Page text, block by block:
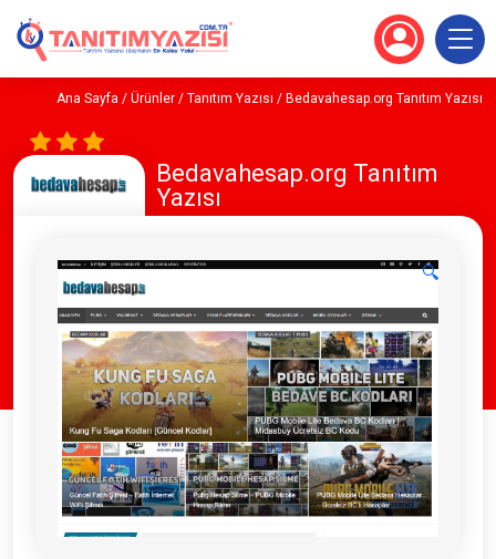
Ana Sayfa / Ürünler / Tanıtım Yazısı / Bedavahesap.org Tanıtım Yazısı
Bedavahesap.org Tanıtım
Yazısı
🔍